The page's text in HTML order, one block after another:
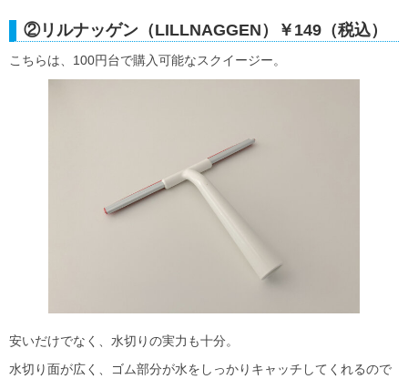
②リルナッゲン（LILLNAGGEN）￥149（税込）
こちらは、100円台で購入可能なスクイージー。
安いだけでなく、水切りの実力も十分。
水切り面が広く、ゴム部分が水をしっかりキャッチしてくれるので